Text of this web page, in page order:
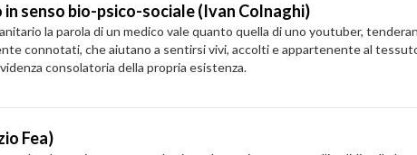
senso bio-psico-sociale (Ivan Colnaghi)
la parola di un medico vale quanto quella di uno youtuber,
connotati, che aiutano a sentirsi vivi, accolti e appartenente al
consolatoria della propria esistenza.
Fea)